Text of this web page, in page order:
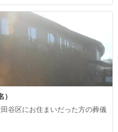
谷区にお住まいだった方の葬儀